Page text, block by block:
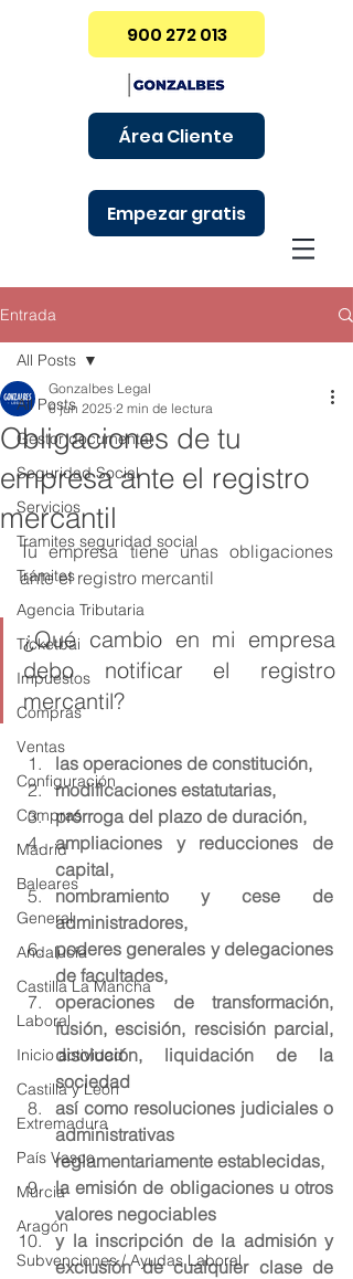
900 272 013
Área Cliente
Empezar gratis
Entrada
All Posts
Gestor documental
Seguridad Social
Servicios
Tramites seguridad social
Trámites
Agencia Tributaria
Ticketbai
Impuestos
Compras
Ventas
Configuración
Compras
Madrid
Baleares
General
Andalucía
Castilla La Mancha
Laboral
Inicio actividad
Castilla y León
Extremadura
País Vasco
Murcia
Aragón
Subvenciones / Ayudas Laboral
All Posts
Obligaciones de tu
empresa ante el registro
mercantil
Gonzalbes Legal
6 jun 2025 2 min de lectura
Tu empresa tiene unas obligaciones
ante el registro mercantil
¿Qué cambio en mi empresa
debo notificar el registro
mercantil?
las operaciones de constitución,
modificaciones estatutarias,
prórroga del plazo de duración,
ampliaciones y reducciones de
capital,
nombramiento y cese de
administradores,
poderes generales y delegaciones
de facultades,
operaciones de transformación,
fusión, escisión, rescisión parcial,
disolución, liquidación de la
sociedad
así como resoluciones judiciales o
administrativas
reglamentariamente establecidas,
la emisión de obligaciones u otros
valores negociables
y la inscripción de la admisión y
exclusión de cualquier clase de